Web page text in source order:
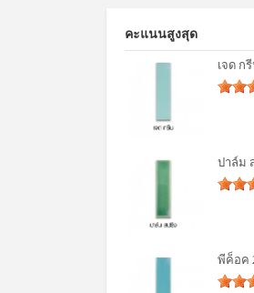
คะแนนสูงสุด
เจด ก
ปาล์ม
พีค็อค